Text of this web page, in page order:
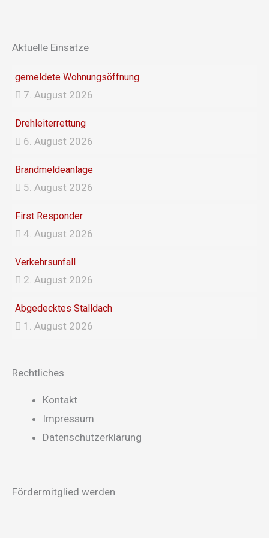
k
Aktuelle Einsätze
gemeldete Wohnungsöffnung
7. August 2026
Drehleiterrettung
6. August 2026
Brandmeldeanlage
5. August 2026
First Responder
4. August 2026
Verkehrsunfall
2. August 2026
Abgedecktes Stalldach
1. August 2026
Rechtliches
Main
Menu
Kontakt
Impressum
Datenschutzerklärung
Fördermitglied werden